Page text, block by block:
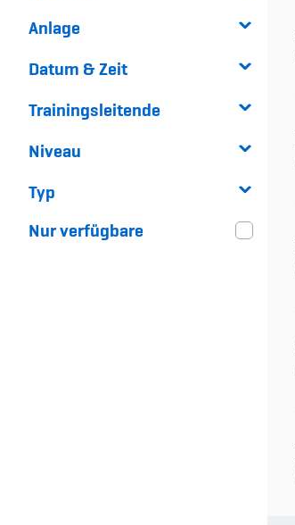
Anlage
Datum & Zeit
Trainingsleitende
Niveau
Typ
Nur verfügbare